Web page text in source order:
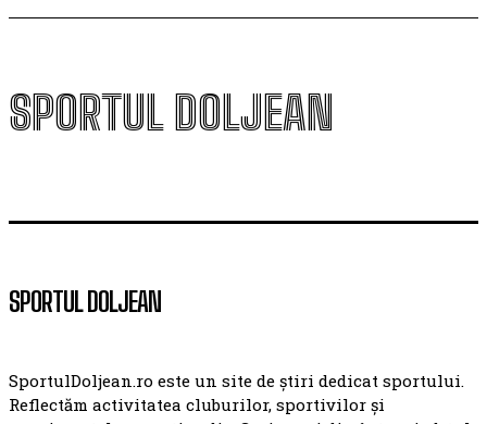
SPORTUL DOLJEAN
SPORTUL DOLJEAN
SportulDoljean.ro este un site de știri dedicat sportului.
Reflectăm activitatea cluburilor, sportivilor și